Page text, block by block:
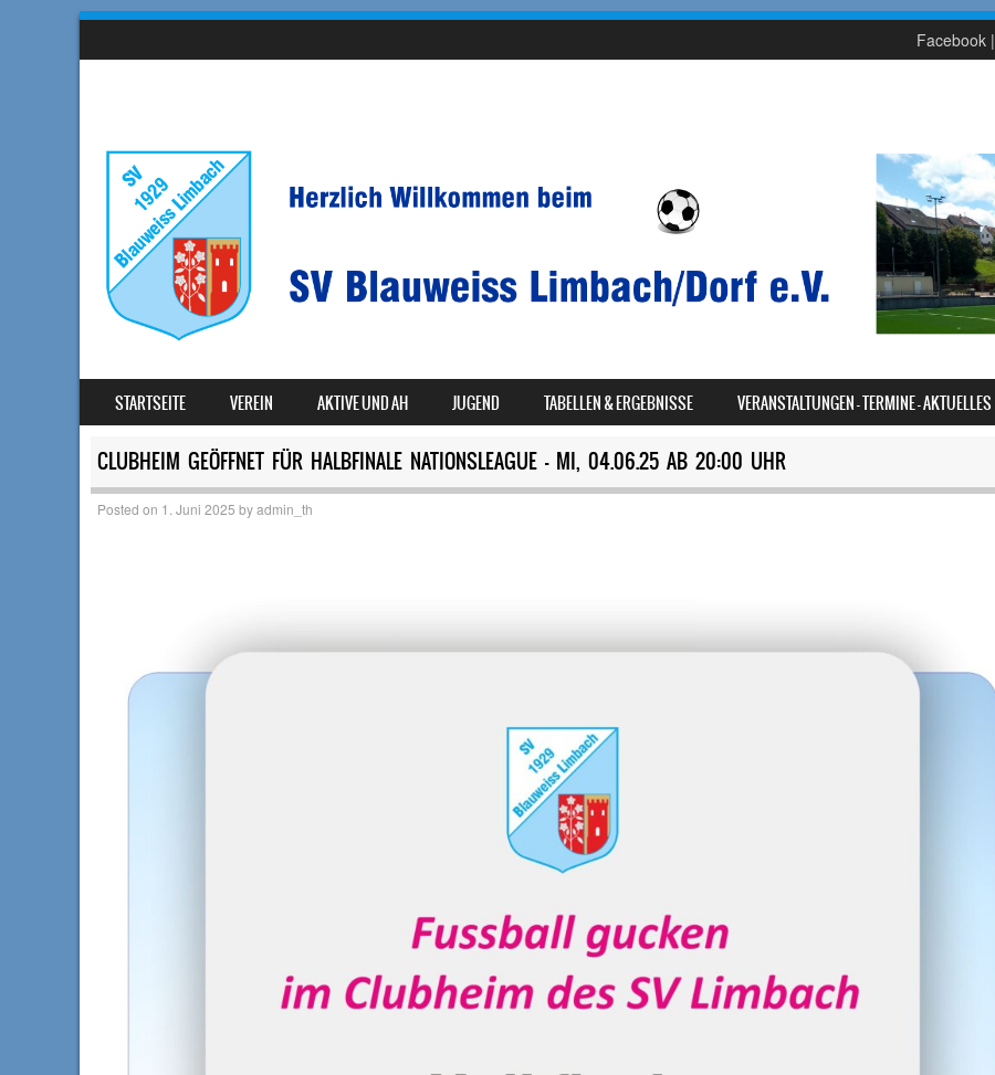
Facebook |
MENU
SKIP TO CONTENT
STARTSEITE VEREIN AKTIVE UND AH JUGEND TABELLEN & ERGEBNISSE VERANSTALTUNGEN – TERMINE – AKTUELLES
CLUBHEIM GEÖFFNET FÜR HALBFINALE NATIONSLEAGUE – MI, 04.06.25 AB 20:00 UHR
Posted on 1. Juni 2025 byadmin_th